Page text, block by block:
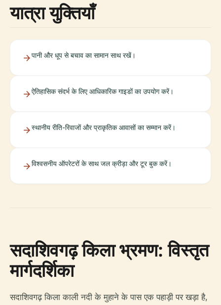
यात्रा युक्तियाँ
पानी और धूप से बचाव का सामान साथ रखें।
ऐतिहासिक संदर्भ के लिए आधिकारिक गाइडों का उपयोग करें।
स्थानीय रीति-रिवाजों और प्राकृतिक आवासों का सम्मान करें।
विश्वसनीय ऑपरेटरों के साथ जल क्रीड़ा और टूर बुक करें।
सदाशिवगढ़ किला भ्रमण: विस्तृत
मार्गदर्शिका
सदाशिवगढ़ किला काली नदी के मुहाने के पास एक पहाड़ी पर खड़ा है,